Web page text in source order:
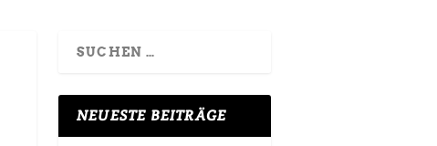
NEUESTE BEITRÄGE